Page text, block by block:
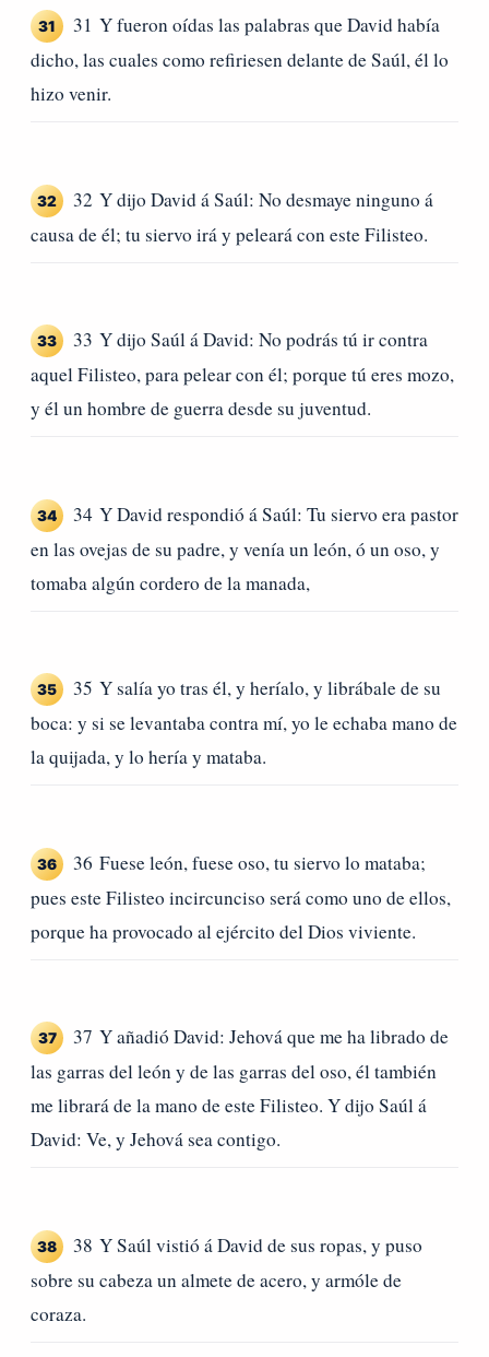
31
31 Y fueron oídas las palabras que David había
dicho, las cuales como refiriesen delante de Saúl, él lo
hizo venir.
32
32 Y dijo David á Saúl: No desmaye ninguno á
causa de él; tu siervo irá y peleará con este Filisteo.
33
33 Y dijo Saúl á David: No podrás tú ir contra
aquel Filisteo, para pelear con él; porque tú eres mozo,
y él un hombre de guerra desde su juventud.
34
34 Y David respondió á Saúl: Tu siervo era pastor
en las ovejas de su padre, y venía un león, ó un oso, y
tomaba algún cordero de la manada,
35
35 Y salía yo tras él, y heríalo, y librábale de su
boca: y si se levantaba contra mí, yo le echaba mano de
la quijada, y lo hería y mataba.
36
36 Fuese león, fuese oso, tu siervo lo mataba;
pues este Filisteo incircunciso será como uno de ellos,
porque ha provocado al ejército del Dios viviente.
37
37 Y añadió David: Jehová que me ha librado de
las garras del león y de las garras del oso, él también
me librará de la mano de este Filisteo. Y dijo Saúl á
David: Ve, y Jehová sea contigo.
38
38 Y Saúl vistió á David de sus ropas, y puso
sobre su cabeza un almete de acero, y armóle de
coraza.